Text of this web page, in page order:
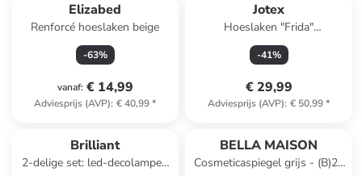
Elizabed
Renforcé hoeslaken beige
-63%
vanaf: € 14,99
Adviesprijs (AVP): € 40,99*
Jotex
Hoeslaken "Frida"
lichtbruin/geel
-41%
€ 29,99
Adviesprijs (AVP): € 50,99*
Brilliant
2-delige set: led-decolampen
BELLA MAISON
Cosmeticaspiegel grijs - (B)22